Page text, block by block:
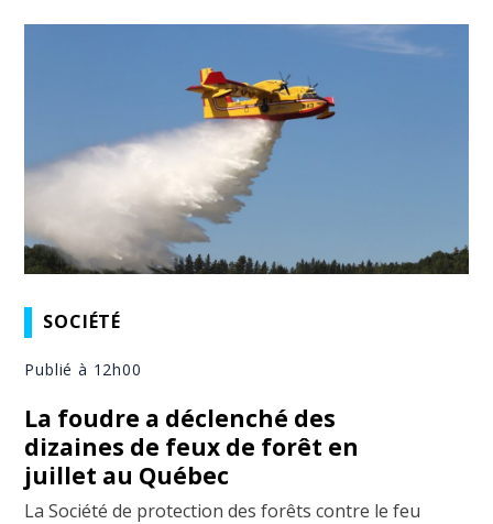
SOCIÉTÉ
Publié à 12h00
La foudre a déclenché des
dizaines de feux de forêt en
juillet au Québec
La Société de protection des forêts contre le feu